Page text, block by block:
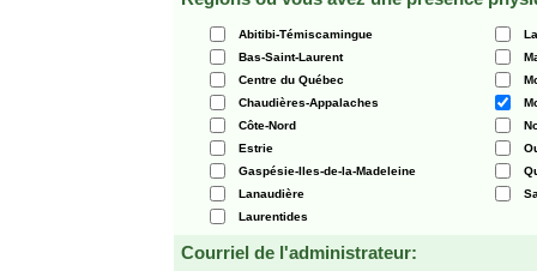
Abitibi-Témiscamingue
Bas-Saint-Laurent
Centre du Québec
Chaudières-Appalaches
Côte-Nord
Estrie
Gaspésie-Iles-de-la-Madeleine
Lanaudière
Laurentides
Courriel de l'administrateur: